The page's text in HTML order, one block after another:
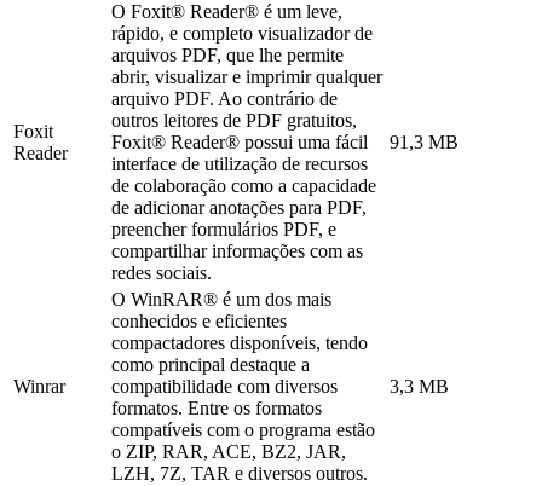
Foxit
Reader
O Foxit® Reader® é um leve,
rápido, e completo visualizador de
arquivos PDF, que lhe permite
abrir, visualizar e imprimir qualquer
arquivo PDF. Ao contrário de
outros leitores de PDF gratuitos,
Foxit® Reader® possui uma fácil
interface de utilização de recursos
de colaboração como a capacidade
de adicionar anotações para PDF,
preencher formulários PDF, e
compartilhar informações com as
redes sociais.
91,3 MB
Winrar
O WinRAR® é um dos mais
conhecidos e eficientes
compactadores disponíveis, tendo
como principal destaque a
compatibilidade com diversos
formatos. Entre os formatos
compatíveis com o programa estão
o ZIP, RAR, ACE, BZ2, JAR,
LZH, 7Z, TAR e diversos outros.
3,3 MB